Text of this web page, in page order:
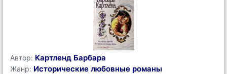
Автор: Картленд Барбара
Жанр: Исторические любовные романы